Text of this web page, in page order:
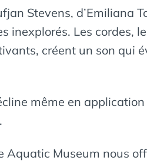
Stevens, d’Emiliana
inexplorés. Les cordes,
créent un son qui
même en
Museum nous